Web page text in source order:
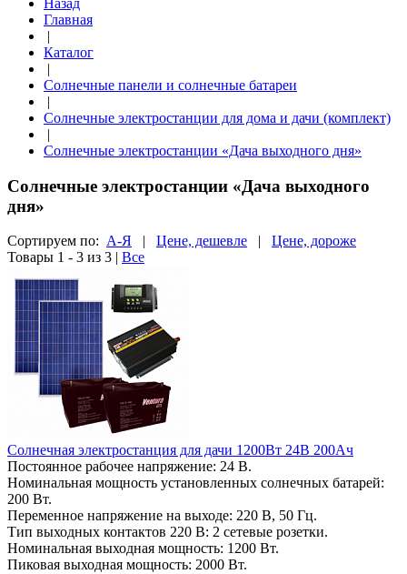
Назад
Главная
|
Каталог
|
Солнечные панели и солнечные батареи
|
Солнечные электростанции для дома и дачи (комплект)
|
Солнечные электростанции «Дача выходного дня»
Солнечные электростанции «Дача выходного
дня»
Сортируем по: А-Я | Цене, дешевле | Цене, дороже
Товары 1 - 3 из 3 | Все
Солнечная электростанция для дачи 1200Вт 24В 200Ач
Постоянное рабочее напряжение: 24 В.
Номинальная мощность установленных солнечных батарей:
200 Вт.
Переменное напряжение на выходе: 220 В, 50 Гц.
Тип выходных контактов 220 В: 2 сетевые розетки.
Номинальная выходная мощность: 1200 Вт.
Пиковая выходная мощность: 2000 Вт.